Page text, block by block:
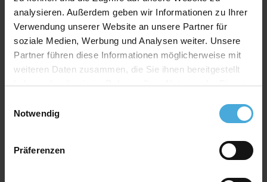
analysieren. Außerdem geben wir Informationen zu Ihrer
Verwendung unserer Website an unsere Partner für
soziale Medien, Werbung und Analysen weiter. Unsere
Partner führen diese Informationen möglicherweise mit
weiteren Daten zusammen, die Sie ihnen bereitgestellt
haben oder die sie im Rahmen Ihrer Nutzung der Dienste
Notwendig
Präferenzen
Qualitativ hochwertiger Passepartoutkarton für
alle Fälle zu einem attraktiven Preis-Werte-
Verhältnis
AlphaUVplus- WhiteAlpha
Die Serie „WhiteAlpha“ steht für einen hoch weißen
Über 200 Oberflächenfarben stehen zur Auswahl und
erhalten durch den weißen Schrägschnitt eine klare